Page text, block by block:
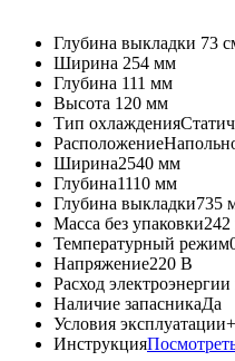
Глубина выкладки 73
Ширина 254 мм
Глубина 111 мм
Высота 120 мм
Тип охлаждения
Расположение
Ширина2540 мм
Глубина1110 мм
Глубина выкладки735
Масса без упаковки242
Температурный режим
Напряжение220 В
Расход электроэнергии
Наличие запасникаДа
Условия эксплуатации
Инструкция